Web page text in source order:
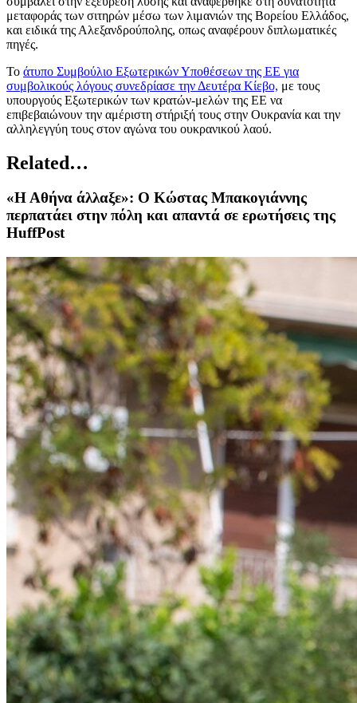
μεταφοράς των σιτηρών μέσω των λιμανιών της Βορείου Ελλάδος,
και ειδικά της Αλεξανδρούπολης, οπως αναφέρουν διπλωματικές
πηγές.
Το άτυπο Συμβούλιο Εξωτερικών Υποθέσεων της ΕΕ για
συμβολικούς λόγους συνεδρίασε την Δευτέρα Κίεβο, με τους
υπουργούς Εξωτερικών των κρατών-μελών της ΕΕ να
επιβεβαιώνουν την αμέριστη στήριξή τους στην Ουκρανία και την
αλληλεγγύη τους στον αγώνα του ουκρανικού λαού.
Related…
«Η Αθήνα άλλαξε»: Ο Κώστας Μπακογιάννης
περπατάει στην πόλη και απαντά σε ερωτήσεις της
HuffPost